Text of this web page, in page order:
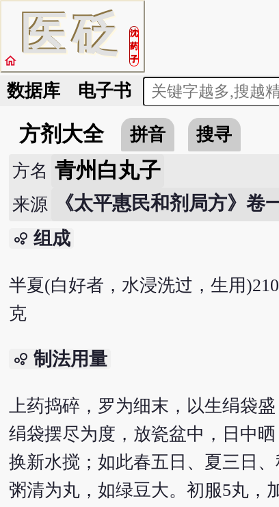
医砭
沈
药
子
home
数据库 电子书
方剂大全 拼音 搜寻
方名 青州白丸子
来源 《太平惠民和剂局方》卷
bubble_chart 组成
半夏(白好者，水浸洗过，生用
克
bubble_chart 制法用量
上药捣碎，罗为细末，以生绢袋
绢袋摆尽为度，放瓷盆中，日中
换新水搅；如此春五日、夏三日
粥清为丸，如绿豆大。初服5丸，